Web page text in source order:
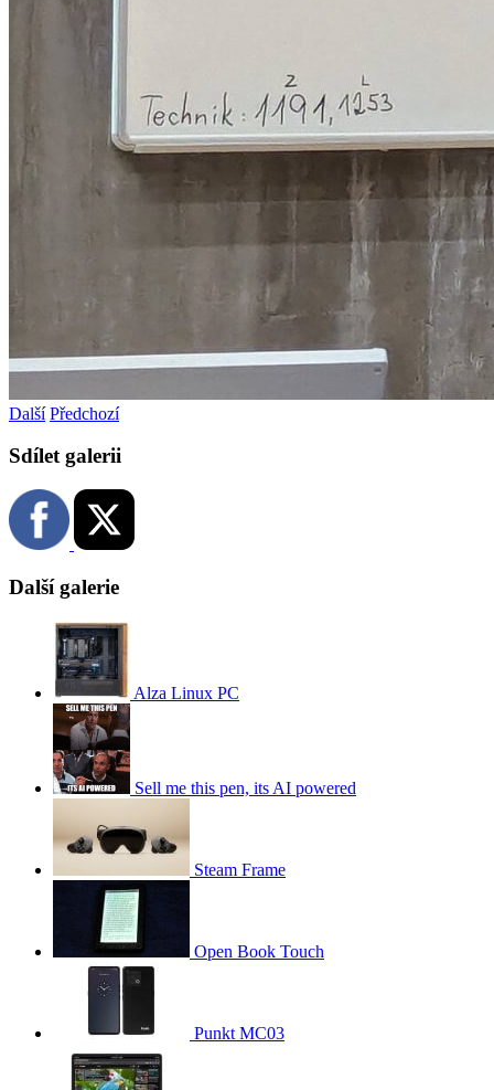
Další Předchozí
Sdílet galerii
Další galerie
Alza Linux PC
Sell me this pen, its AI powered
Steam Frame
Open Book Touch
Punkt MC03